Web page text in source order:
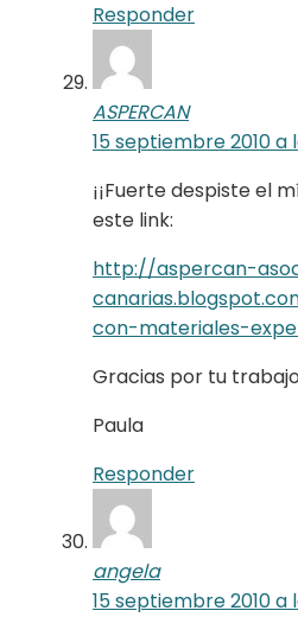
Responder
ASPERCAN
15 septiembre 2010 a
¡¡Fuerte despiste el
este link:
http://aspercan-
con-materiales-
Gracias por tu
Paula
Responder
angela
15 septiembre 2010 a